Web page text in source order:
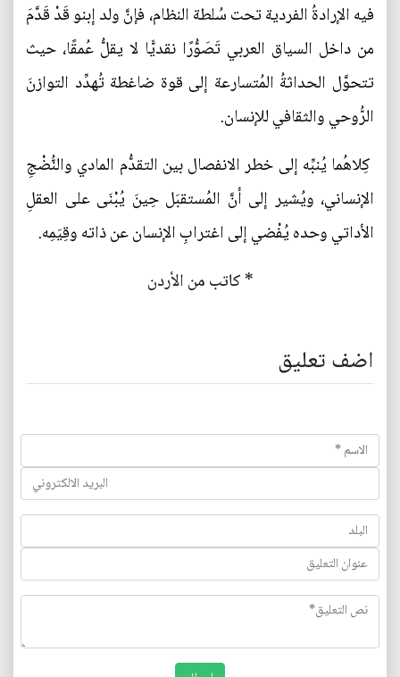
فيه الإرادةُ الفردية تحت سُلطة النظام، فإنَّ ولد إبنو قَدْ قَدَّمَ
من داخل السياق العربي تَصَوُّرًا نقديًّا لا يقلُّ عُمقًا، حيث
تتحوَّل الحداثةُ المُتسارعة إلى قوة ضاغطة تُهدِّد التوازنَ
الرُّوحي والثقافي للإنسان.
كِلاهُما يُنبِّه إلى خطر الانفصال بين التقدُّم المادي والنُّضْجِ
الإنساني، ويُشير إلى أنَّ المُستقبَل حِينَ يُبْنَى على العقلِ
الأداتي وحده يُفْضي إلى اغترابِ الإنسان عن ذاته وقِيَمِه.
* كاتب من الأردن
اضف تعليق